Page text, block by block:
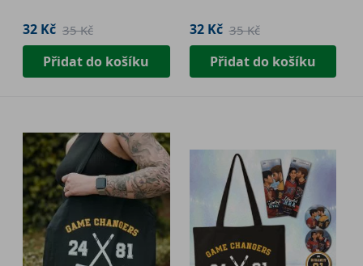
32 Kč 35 Kč
Přidat do košíku
32 Kč 35 Kč
Přidat do košíku